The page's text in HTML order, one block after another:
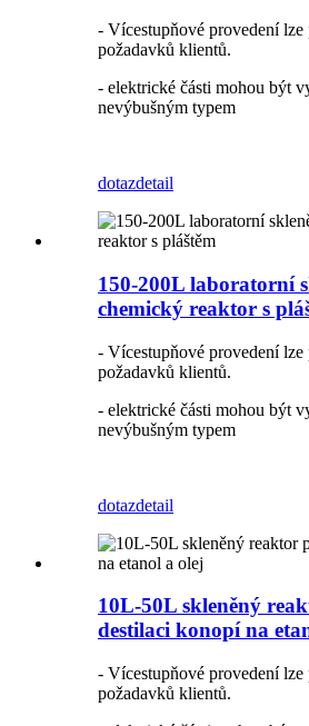
- Vícestupňové provedení lze
požadavků klientů.
- elektrické části mohou být
nevýbušným typem
dotazdetail
150-200L laboratorní
chemický reaktor s
- Vícestupňové provedení lze
požadavků klientů.
- elektrické části mohou být
nevýbušným typem
dotazdetail
10L-50L skleněný
destilaci konopí na
- Vícestupňové provedení lze
požadavků klientů.